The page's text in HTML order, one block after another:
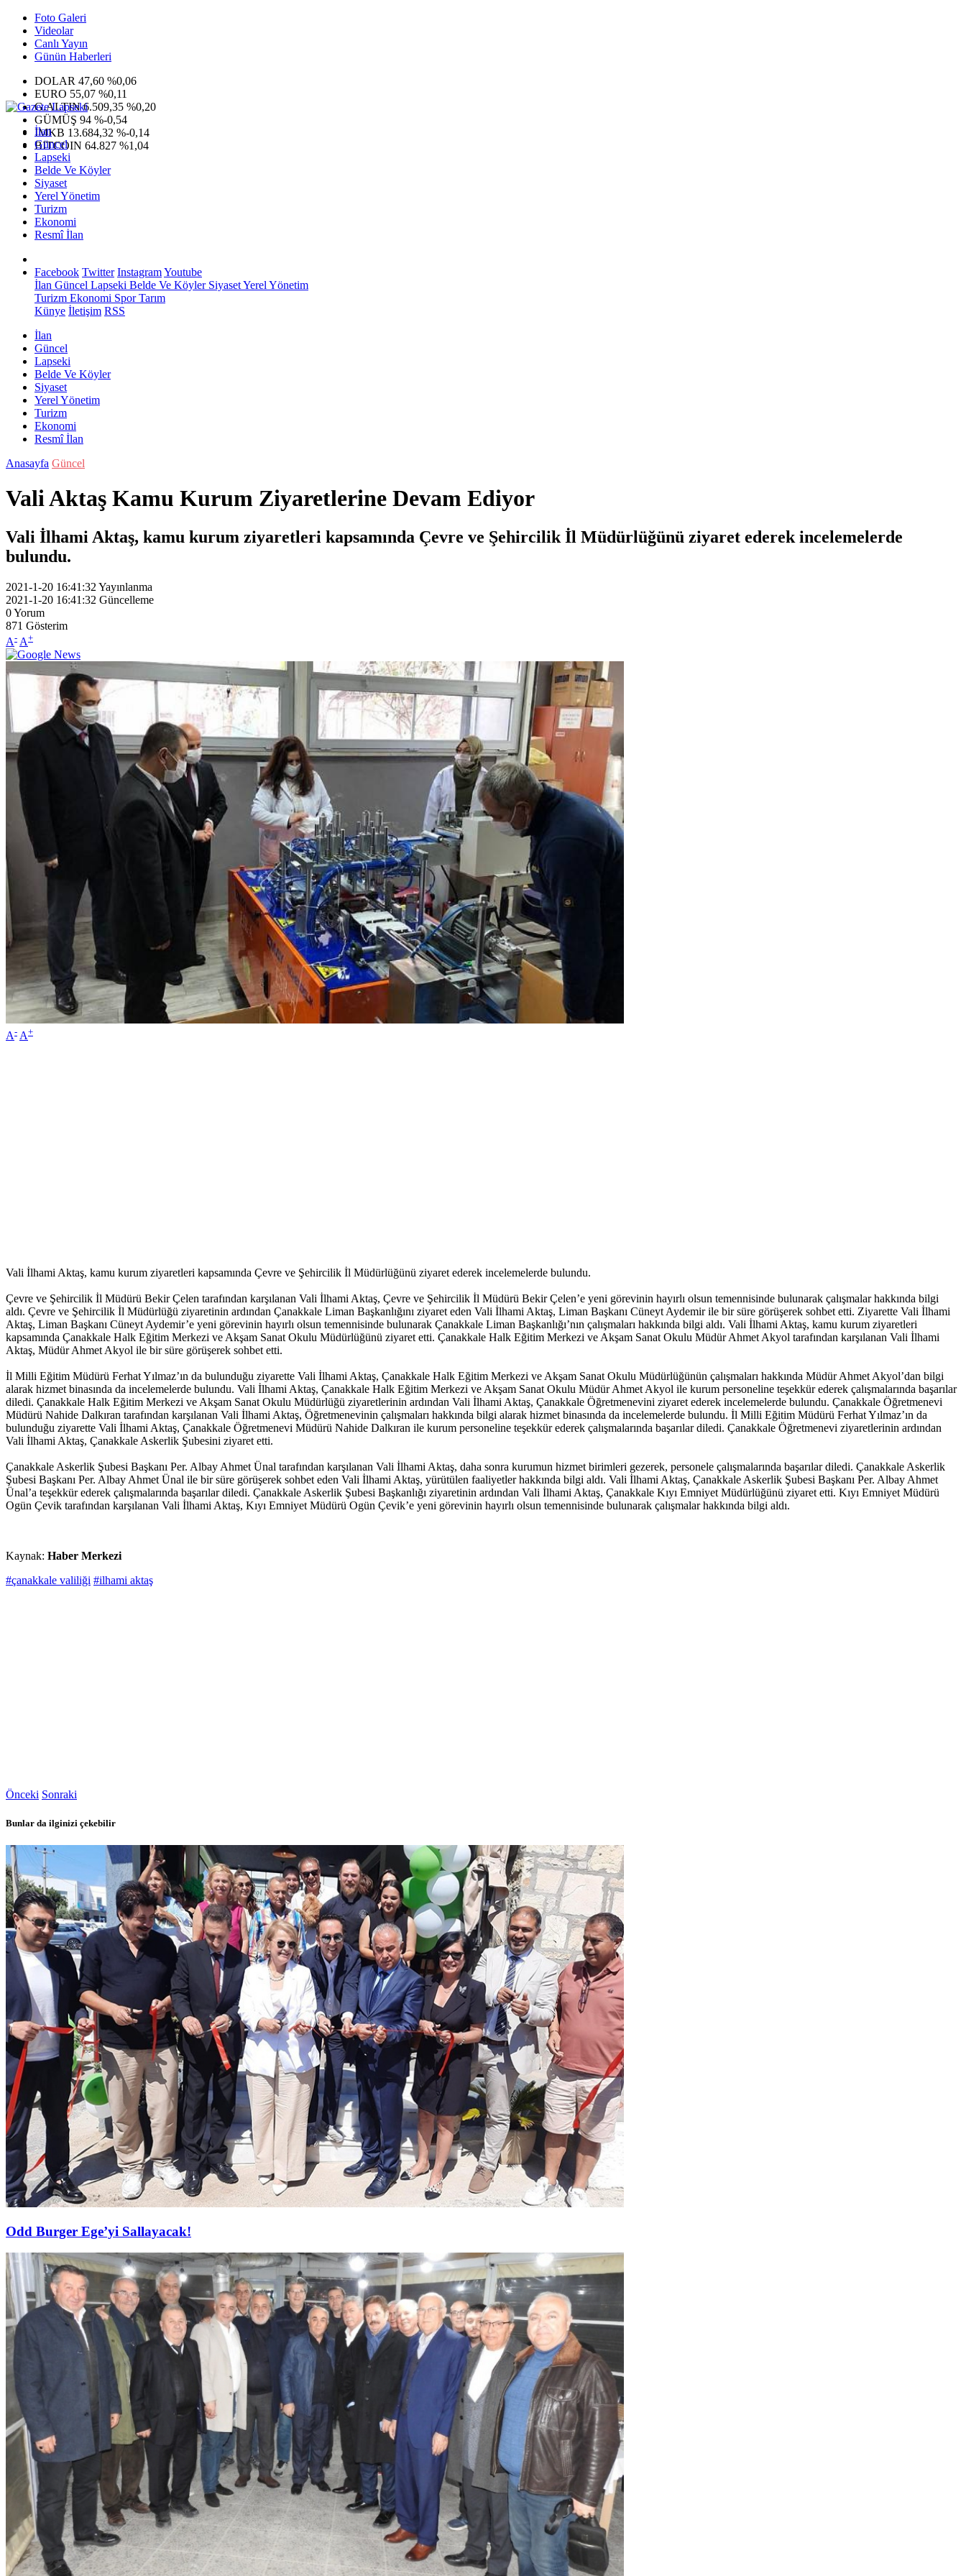
Foto Galeri
Videolar
Canlı Yayın
Günün Haberleri
DOLAR 47,60 %0,06
EURO 55,07 %0,11
G.ALTIN6.509,35 %0,20
GÜMÜŞ 94 %-0,54
IMKB 13.684,32 %-0,14
BITCOIN 64.827 %1,04
İlan
Güncel
Lapseki
Belde Ve Köyler
Siyaset
Yerel Yönetim
Turizm
Ekonomi
Resmî İlan
Facebook Twitter InstagramYoutube
İlan Güncel Lapseki Belde Ve KöylerSiyasetYerel Yönetim
Turizm Ekonomi SporTarım
Künye İletişim RSS
İlan
Güncel
Lapseki
Belde Ve Köyler
Siyaset
Yerel Yönetim
Turizm
Ekonomi
Resmî İlan
Anasayfa Güncel
Vali Aktaş Kamu Kurum Ziyaretlerine Devam Ediyor
Vali İlhami Aktaş, kamu kurum ziyaretleri kapsamında Çevre ve Şehircilik İl Müdürlüğünü ziyaret ederek incelemelerde
bulundu.
2021-1-20 16:41:32 Yayınlanma
2021-1-20 16:41:32 Güncelleme
0Yorum
871 Gösterim
A- A+
A- A+
Vali İlhami Aktaş, kamu kurum ziyaretleri kapsamında Çevre ve Şehircilik İl Müdürlüğünü ziyaret ederek incelemelerde bulundu.
Çevre ve Şehircilik İl Müdürü Bekir Çelen tarafından karşılanan Vali İlhami Aktaş, Çevre ve Şehircilik İl Müdürü Bekir Çelen’e yeni görevinin hayırlı olsun temennisinde bulunarak çalışmalar hakkında bilgi
aldı. Çevre ve Şehircilik İl Müdürlüğü ziyaretinin ardından Çanakkale Liman Başkanlığını ziyaret eden Vali İlhami Aktaş, Liman Başkanı Cüneyt Aydemir ile bir süre görüşerek sohbet etti. Ziyarette Vali İlhami
Aktaş, Liman Başkanı Cüneyt Aydemir’e yeni görevinin hayırlı olsun temennisinde bulunarak Çanakkale Liman Başkanlığı’nın çalışmaları hakkında bilgi aldı. Vali İlhami Aktaş, kamu kurum ziyaretleri
kapsamında Çanakkale Halk Eğitim Merkezi ve Akşam Sanat Okulu Müdürlüğünü ziyaret etti. Çanakkale Halk Eğitim Merkezi ve Akşam Sanat Okulu Müdür Ahmet Akyol tarafından karşılanan Vali İlhami
Aktaş, Müdür Ahmet Akyol ile bir süre görüşerek sohbet etti.
İl Milli Eğitim Müdürü Ferhat Yılmaz’ın da bulunduğu ziyarette Vali İlhami Aktaş, Çanakkale Halk Eğitim Merkezi ve Akşam Sanat Okulu Müdürlüğünün çalışmaları hakkında Müdür Ahmet Akyol’dan bilgi
alarak hizmet binasında da incelemelerde bulundu. Vali İlhami Aktaş, Çanakkale Halk Eğitim Merkezi ve Akşam Sanat Okulu Müdür Ahmet Akyol ile kurum personeline teşekkür ederek çalışmalarında başarılar
diledi. Çanakkale Halk Eğitim Merkezi ve Akşam Sanat Okulu Müdürlüğü ziyaretlerinin ardından Vali İlhami Aktaş, Çanakkale Öğretmenevini ziyaret ederek incelemelerde bulundu. Çanakkale Öğretmenevi
Müdürü Nahide Dalkıran tarafından karşılanan Vali İlhami Aktaş, Öğretmenevinin çalışmaları hakkında bilgi alarak hizmet binasında da incelemelerde bulundu. İl Milli Eğitim Müdürü Ferhat Yılmaz’ın da
bulunduğu ziyarette Vali İlhami Aktaş, Çanakkale Öğretmenevi Müdürü Nahide Dalkıran ile kurum personeline teşekkür ederek çalışmalarında başarılar diledi. Çanakkale Öğretmenevi ziyaretlerinin ardından
Vali İlhami Aktaş, Çanakkale Askerlik Şubesini ziyaret etti.
Çanakkale Askerlik Şubesi Başkanı Per. Albay Ahmet Ünal tarafından karşılanan Vali İlhami Aktaş, daha sonra kurumun hizmet birimleri gezerek, personele çalışmalarında başarılar diledi. Çanakkale Askerlik
Şubesi Başkanı Per. Albay Ahmet Ünal ile bir süre görüşerek sohbet eden Vali İlhami Aktaş, yürütülen faaliyetler hakkında bilgi aldı. Vali İlhami Aktaş, Çanakkale Askerlik Şubesi Başkanı Per. Albay Ahmet
Ünal’a teşekkür ederek çalışmalarında başarılar diledi. Çanakkale Askerlik Şubesi Başkanlığı ziyaretinin ardından Vali İlhami Aktaş, Çanakkale Kıyı Emniyet Müdürlüğünü ziyaret etti. Kıyı Emniyet Müdürü
Ogün Çevik tarafından karşılanan Vali İlhami Aktaş, Kıyı Emniyet Müdürü Ogün Çevik’e yeni görevinin hayırlı olsun temennisinde bulunarak çalışmalar hakkında bilgi aldı.
Kaynak: Haber Merkezi
#çanakkale valiliği #ilhami aktaş
Önceki Sonraki
Bunlar da ilginizi çekebilir
Odd Burger Ege’yi Sallayacak!